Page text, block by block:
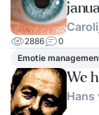
2886
0
Emotie
We
Hans